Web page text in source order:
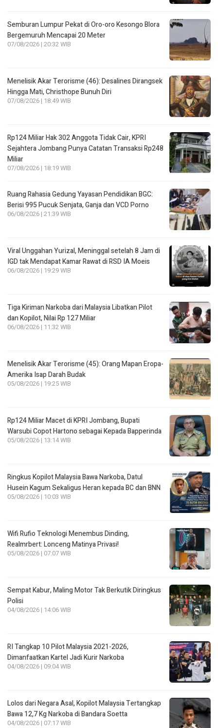
Semburan Lumpur Pekat di Oro-oro Kesongo Blora
Bergemuruh Mencapai 20 Meter
07/08/2026 | 20:32 WIB
Menelisik Akar Terorisme (46): Desalines Dirangsek
Hingga Mati, Christhope Bunuh Diri
07/08/2026 | 18:49 WIB
Rp124 Miliar Hak 302 Anggota Tidak Cair, KPRI
Sejahtera Jombang Punya Catatan Transaksi Rp248
Miliar
07/08/2026 | 18:19 WIB
Ruang Rahasia Gedung Yayasan Pendidikan BGC:
Berisi 995 Pucuk Senjata, Ganja dan VCD Porno
06/08/2026 | 21:39 WIB
Viral Unggahan Yurizal, Meninggal setelah 8 Jam di
IGD tak Mendapat Kamar Rawat di RSD IA Moeis
06/08/2026 | 19:29 WIB
Tiga Kiriman Narkoba dari Malaysia Libatkan Pilot
dan Kopilot, Nilai Rp 127 Miliar
06/08/2026 | 11:32 WIB
Menelisik Akar Terorisme (45): Orang Mapan Eropa-
Amerika Isap Darah Budak
05/08/2026 | 19:25 WIB
Rp124 Miliar Macet di KPRI Jombang, Bupati
Warsubi Copot Hartono sebagai Kepada Bapperinda
05/08/2026 | 13:14 WIB
Ringkus Kopilot Malaysia Bawa Narkoba, Datul
Husein Kagum Sekaligus Heran kepada BC dan BNN
05/08/2026 | 10:03 WIB
Wifi Rufio Teknologi Menembus Dinding,
Realmrbert: Lonceng Matinya Privasi!
05/08/2026 | 07:07 WIB
Sempat Kabur, Maling Motor Tak Berkutik Diringkus
Polisi
04/08/2026 | 14:06 WIB
RI Tangkap 10 Pilot Malaysia 2021-2026,
Dimanfaatkan Kartel Jadi Kurir Narkoba
04/08/2026 | 09:04 WIB
Lolos dari Negara Asal, Kopilot Malaysia Tertangkap
Bawa 12,7 Kg Narkoba di Bandara Soetta
04/08/2026 | 07:17 WIB